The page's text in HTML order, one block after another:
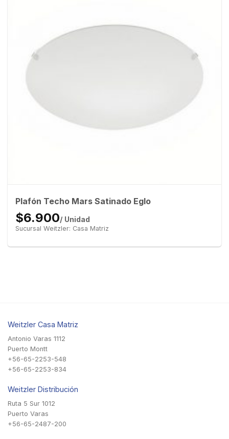
Plafón Techo Mars Satinado Eglo
$6.900/ Unidad
Sucursal Weitzler: Casa Matriz
Weitzler Casa Matriz
Antonio Varas 1112
Puerto Montt
+56-65-2253-548
+56-65-2253-834
Weitzler Distribución
Ruta 5 Sur 1012
Puerto Varas
+56-65-2487-200